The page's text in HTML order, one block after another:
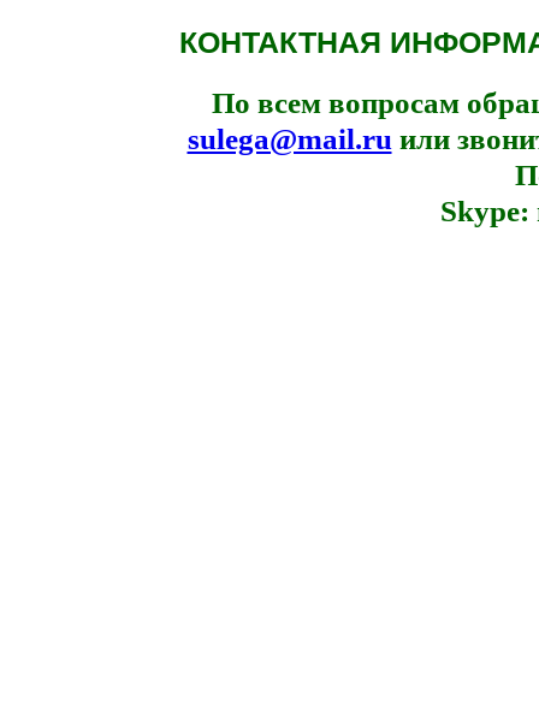
КОНТАКТНАЯ
По всем вопросам
sulega@mail.ruили